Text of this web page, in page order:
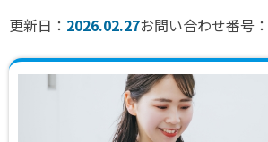
更新日： 2026.02.27お問い合わせ番号：